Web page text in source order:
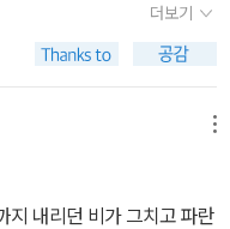
고 했다. 미아는 루페와 자
하나의 차이였다.every p
heavier on all of us, li
교에서 제이슨과 맞닥
영어가 모국어가 아니고
자동차에 있다고. 그렇지
지 않느냐며 작가는 나의
슨 백델의 <펀 홈> (2007)
이야기하기보단 은유적으
산 건 몇 년 전인데.. 어쩌면
었을지도 모르겠다. 그때
지른 폭력에 초점을 맞추었
이유로 괴로움을 겪었다
생각하지는 않는다. 그저
. Stuart는 대단하다며 엄
쟨 바퀴벌레 모텔에서 사
자신을 가정부라고 다시 부
교장 선생님은 학생들 모
배려, 관용의 가치를 prom
. 야외에서 요리도 해 먹기
더보기
지 내리던 비가 그치고 파란